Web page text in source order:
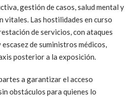
gestión de casos, salud mental y
vitales. Las hostilidades en curso
de servicios, con ataques
de suministros médicos,
posterior a la exposición.
a garantizar el acceso
obstáculos para quienes lo